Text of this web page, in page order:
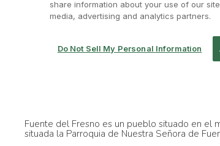
Fuente del Fresno es un pueblo situado en el
situada la Parroquia de Nuestra Señora de